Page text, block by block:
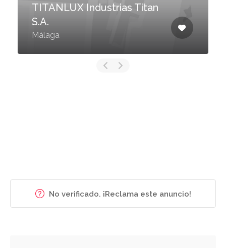
TITANLUX Industrias Titan
S.A.
Málaga
No verificado. ¡Reclama este anuncio!